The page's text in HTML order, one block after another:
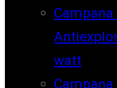
Campana
watt
Campana